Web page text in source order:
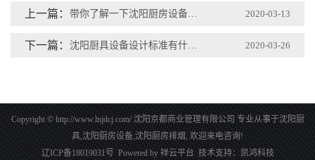
上一篇： 带你了解一下沈阳厨房设备的各项功能 2020-03-13
下一篇： 沈阳厨具设备设计标准有什么？ 2020-03-26
Copyright © http://www.lnjdcj.com/ 沈阳京都商业管理有限公司 专业从事于沈阳厨
具,沈阳厨房设备,沈阳厨房排烟, 欢迎来电咨询!
辽ICP备18019031号Powered by祥云平台技术支持：凯鸿科技